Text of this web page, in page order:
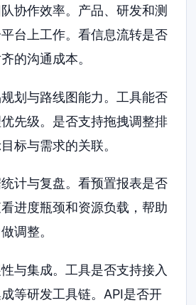
协作效率。产品、研发和测
台上工作。看信息流转是否
的沟通成本。
划与路线图能力。工具能否
先级。是否支持拖拽调整排
标与需求的关联。
计与复盘。看预置报表是否
进度瓶颈和资源负载，帮助
调整。
与集成。工具是否支持接入
等研发工具链。API是否开